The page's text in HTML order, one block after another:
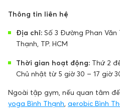
Thông tin liên hệ
Địa chỉ: Số 3 Đường Phan Văn
Thạnh, TP. HCM
Thời gian hoạt động: Thứ 2
Chủ nhật từ 5 giờ 30 – 17 giờ
Ngoài tập gym, nếu quan tâm
yoga Bình Thạnh aerobic Bình